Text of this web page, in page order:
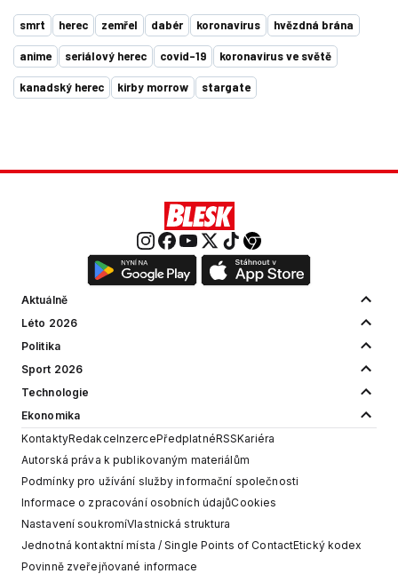
smrt herec zemřel dabér koronavirus hvězdná brána
anime seriálový herec covid-19 koronavirus ve světě
kanadský herec kirby morrow stargate
Aktuálně
Léto 2026
Politika
Sport 2026
Technologie
Ekonomika
KontaktyRedakceInzercePředplatnéRSSKariéra
Autorská práva k publikovaným materiálům
Podmínky pro užívání služby informační společnosti
Informace o zpracování osobních údajůCookies
Nastavení soukromíVlastnická struktura
Jednotná kontaktní místa / Single Points of ContactEtický kodex
Povinně zveřejňované informace